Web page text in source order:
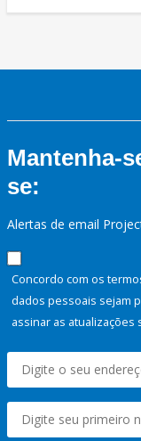
Mantenha-
se:
Alertas de email
Concordo com os
dados pessoais sejam
assinar as atualizações